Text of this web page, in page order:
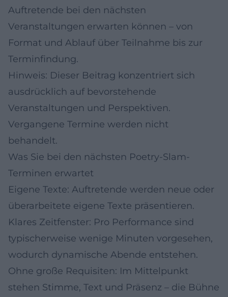
Auftretende bei den nächsten
Veranstaltungen erwarten können – von
Format und Ablauf über Teilnahme bis zur
Terminfindung.
Hinweis: Dieser Beitrag konzentriert sich
ausdrücklich auf bevorstehende
Veranstaltungen und Perspektiven.
Vergangene Termine werden nicht
behandelt.
Was Sie bei den nächsten Poetry-Slam-
Terminen erwartet
Eigene Texte: Auftretende werden neue oder
überarbeitete eigene Texte präsentieren.
Klares Zeitfenster: Pro Performance sind
typischerweise wenige Minuten vorgesehen,
wodurch dynamische Abende entstehen.
Ohne große Requisiten: Im Mittelpunkt
stehen Stimme, Text und Präsenz – die Bühne